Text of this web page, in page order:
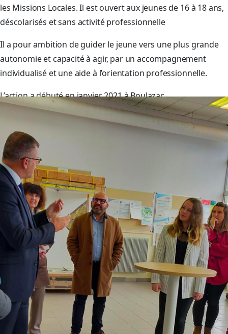
les Missions Locales. Il est ouvert aux jeunes de 16 à 18 ans,
déscolarisés et sans activité professionnelle
Il a pour ambition de guider le jeune vers une plus grande
autonomie et capacité à agir, par un accompagnement
individualisé et une aide à l’orientation professionnelle.
L’action a débuté en janvier 2021 à Boulazac.
Depuis, plus de 110 jeunes ont intégré la promo 16/18 avec
plus de 75 % de sorties positives (CDD, CDI, alternance, etc.)